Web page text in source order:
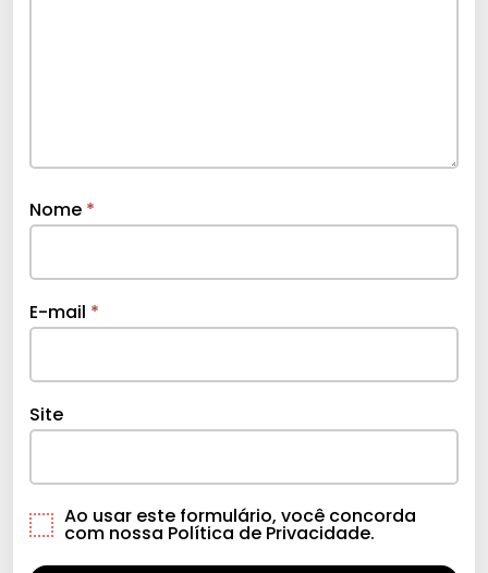
Nome *
E-mail *
Site
Ao usar este formulário, você concorda
com nossa Política de Privacidade.